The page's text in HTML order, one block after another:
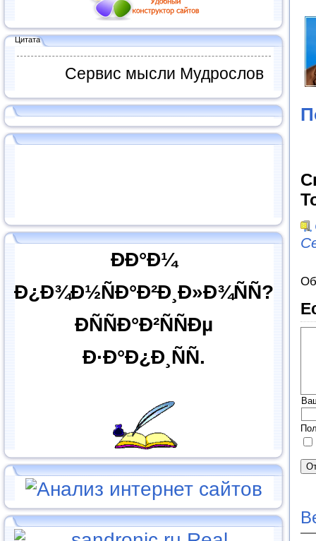
Цитата
Сервис мысли Мудрослов
ÐÐ°Ð¼
Ð¿Ð¾Ð½ÑÐ°Ð²Ð¸Ð»Ð¾ÑÑ?
ÐÑÑÐ°Ð²ÑÑÐµ
Ð·Ð°Ð¿Ð¸ÑÑ.